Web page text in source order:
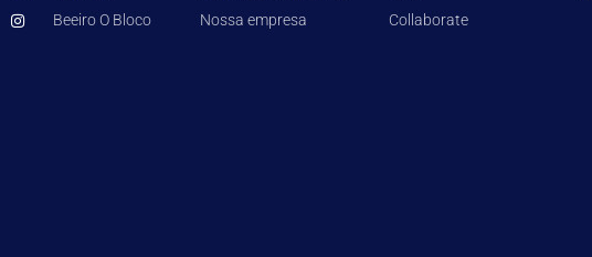
Beeiro O Bloco
Nossa empresa
Collaborate